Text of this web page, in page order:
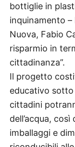
bottiglie in
inquinamento
Nuova, Fabio
risparmio in
cittadinanza”.
Il progetto
educativo
cittadini
dell’acqua,
imballaggi e